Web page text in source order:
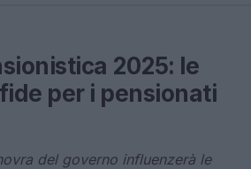
2025: le
per i pensionati
del governo influenzerà le